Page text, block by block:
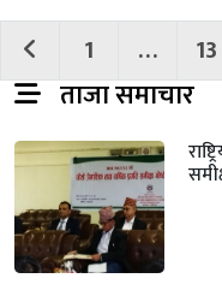
1 … 13
ताजा समाचार